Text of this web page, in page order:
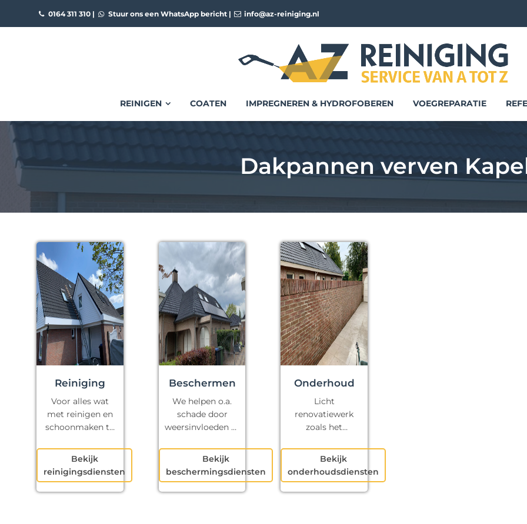
0164 311 310| Stuur ons een WhatsApp bericht| info@az-reiniging.nl
REINIGEN COATEN IMPREGNEREN & HYDROFOBEREN VOEGREPARATIE
Dakpannen verven
Reiniging
Voor alles wat
met reinigen en
schoonmaken te
Bekijk
reinigingsdiensten
Beschermen
We helpen o.a.
schade door
weersinvloeden te
Bekijk
beschermingsdiensten
Onderhoud
Licht
renovatiewerk
zoals het
kapotte voegen
en klein
schilderwerk.
Bekijk
onderhoudsdiensten